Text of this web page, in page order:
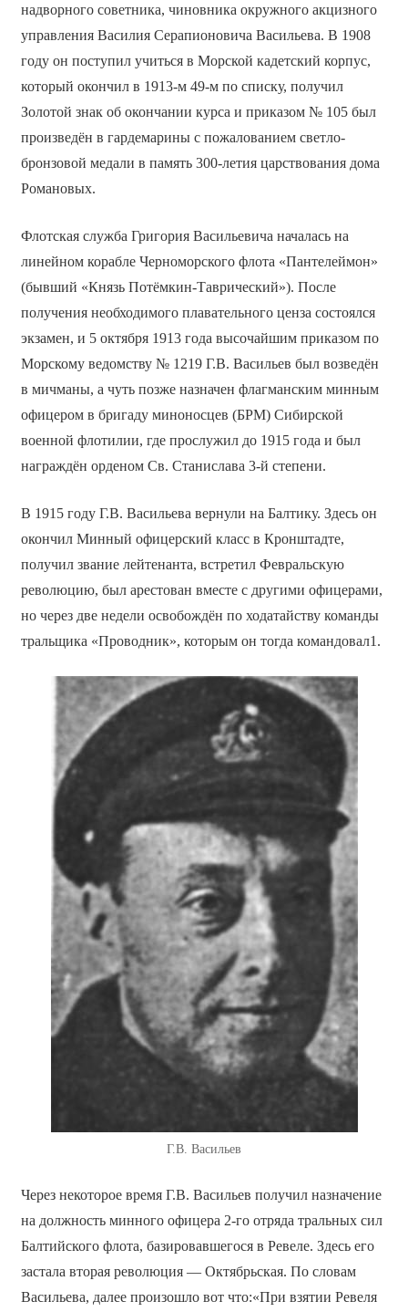
надворного советника, чиновника окружного акцизного
управления Василия Серапионовича Васильева. В 1908
году он поступил учиться в Морской кадетский корпус,
который окончил в 1913-м 49-м по списку, получил
Золотой знак об окончании курса и приказом № 105 был
произведён в гардемарины с пожалованием светло-
бронзовой медали в память 300-летия царствования дома
Романовых.
Флотская служба Григория Васильевича началась на
линейном корабле Черноморского флота «Пантелеймон»
(бывший «Князь Потёмкин-Таврический»). После
получения необходимого плавательного ценза состоялся
экзамен, и 5 октября 1913 года высочайшим приказом по
Морскому ведомству № 1219 Г.В. Васильев был возведён
в мичманы, а чуть позже назначен флагманским минным
офицером в бригаду миноносцев (БРМ) Сибирской
военной флотилии, где прослужил до 1915 года и был
награждён орденом Св. Станислава 3-й степени.
В 1915 году Г.В. Васильева вернули на Балтику. Здесь он
окончил Минный офицерский класс в Кронштадте,
получил звание лейтенанта, встретил Февральскую
революцию, был арестован вместе с другими офицерами,
но через две недели освобождён по ходатайству команды
тральщика «Проводник», которым он тогда командовал1.
Г.В. Васильев
Через некоторое время Г.В. Васильев получил назначение
на должность минного офицера 2-го отряда тральных сил
Балтийского флота, базировавшегося в Ревеле. Здесь его
застала вторая революция — Октябрьская. По словам
Васильева, далее произошло вот что:«При взятии Ревеля